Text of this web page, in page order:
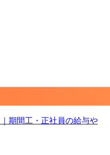
期間工・正社員の給与や